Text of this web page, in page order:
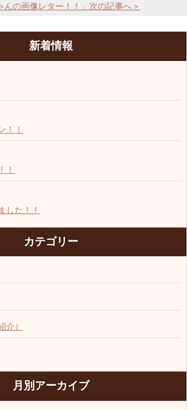
んの画像レター！！」次の記事へ＞
新着情報
！！
！
した！！
カテゴリー
介）
月別アーカイブ